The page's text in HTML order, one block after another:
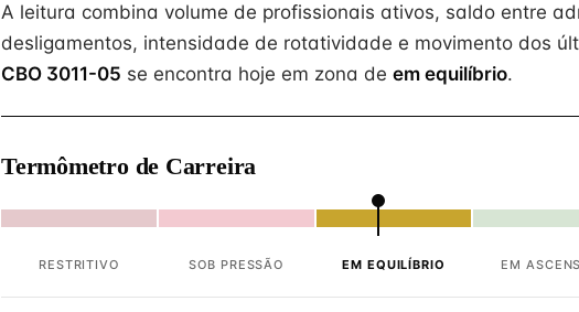
A leitura combina volume de profissionais ativos, saldo entre
desligamentos, intensidade de rotatividade e movimento dos
CBO 3011-05 se encontra hoje em zona de em equilíbrio.
Termômetro de Carreira
RESTRITIVO SOB PRESSÃO EM EQUILÍBRIO EM